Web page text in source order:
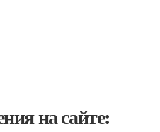
на сайте: